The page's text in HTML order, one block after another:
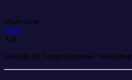
share close
email
AD
Ukulele für Fortgeschrittene /